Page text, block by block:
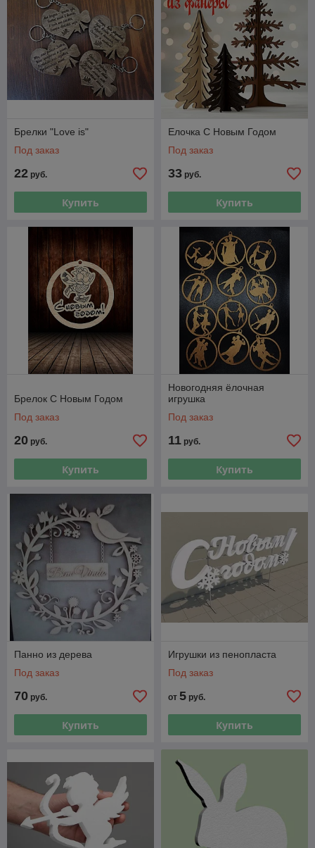
Брелки "Love is"
Под заказ
22 руб.
Купить
Елочка С Новым Годом
Под заказ
33 руб.
Купить
Брелок С Новым Годом
Под заказ
20 руб.
Купить
Новогодняя ёлочная
игрушка
Под заказ
11 руб.
Купить
Панно из дерева
Под заказ
70 руб.
Купить
Игрушки из пенопласта
Под заказ
от 5 руб.
Купить